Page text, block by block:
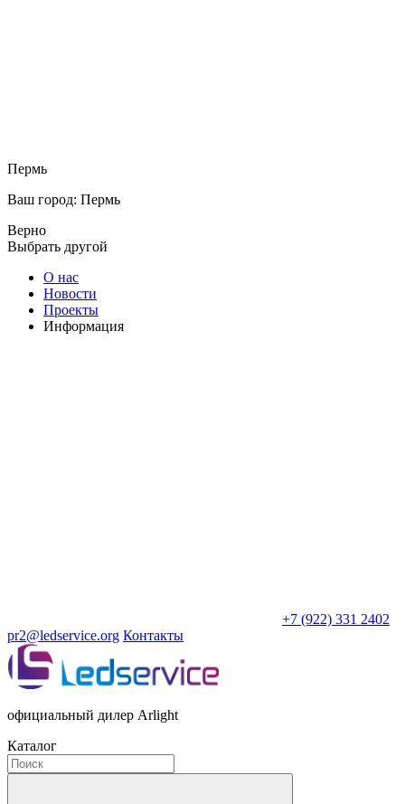
Пермь
Ваш город: Пермь
Верно
Выбрать другой
О нас
Новости
Проекты
Информация
+7 (922) 331 2402
pr2@ledservice.org Контакты
официальный дилер Arlight
Каталог